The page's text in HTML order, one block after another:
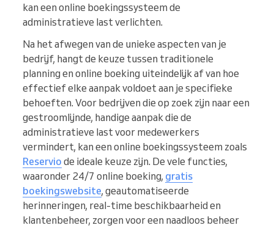
kan een online boekingssysteem de
administratieve last verlichten.
Na het afwegen van de unieke aspecten van je
bedrijf, hangt de keuze tussen traditionele
planning en online boeking uiteindelijk af van hoe
effectief elke aanpak voldoet aan je specifieke
behoeften. Voor bedrijven die op zoek zijn naar een
gestroomlijnde, handige aanpak die de
administratieve last voor medewerkers
vermindert, kan een online boekingssysteem zoals
Reservio de ideale keuze zijn. De vele functies,
waaronder 24/7 online boeking, gratis
boekingswebsite, geautomatiseerde
herinneringen, real-time beschikbaarheid en
klantenbeheer, zorgen voor een naadloos beheer